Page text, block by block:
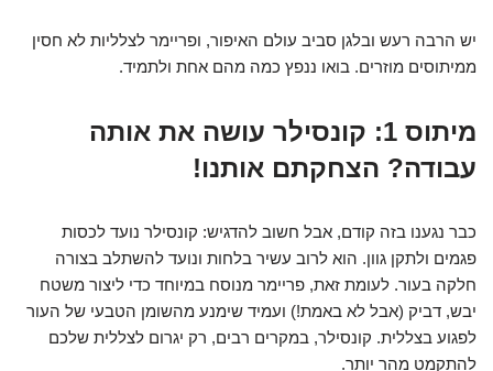
יש הרבה רעש ובלגן סביב עולם האיפור, ופריימר לצלליות לא חסין
ממיתוסים מוזרים. בואו ננפץ כמה מהם אחת ולתמיד.
מיתוס 1: קונסילר עושה את אותה
עבודה? הצחקתם אותנו!
כבר נגענו בזה קודם, אבל חשוב להדגיש: קונסילר נועד לכסות
פגמים ולתקן גוון. הוא לרוב עשיר בלחות ונועד להשתלב בצורה
חלקה בעור. לעומת זאת, פריימר מנוסח במיוחד כדי ליצור משטח
יבש, דביק (אבל לא באמת!) ועמיד שימנע מהשומן הטבעי של העור
לפגוע בצללית. קונסילר, במקרים רבים, רק יגרום לצללית שלכם
להתקמט מהר יותר.